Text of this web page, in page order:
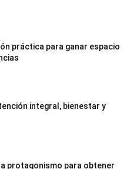
práctica para ganar espacio
integral, bienestar y
protagonismo para obtener